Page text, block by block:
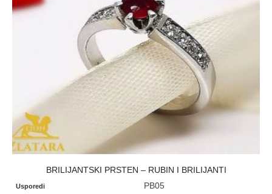
BRILIJANTSKI PRSTEN – RUBIN I BRILIJANTI
Usporedi PB05